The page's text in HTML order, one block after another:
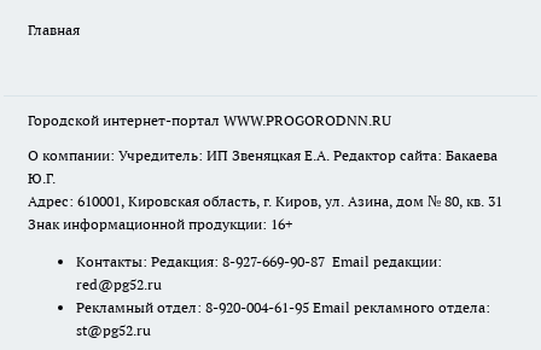
Главная
Городской интернет-портал WWW.PROGORODNN.RU
О компании: Учредитель: ИП Звеняцкая Е.А. Редактор сайта: Бакаева
Ю.Г.
Адрес: 610001, Кировская область, г. Киров, ул. Азина, дом № 80, кв. 31
Знак информационной продукции: 16+
Контакты: Редакция: 8-927-669-90-87 Email редакции:
red@pg52.ru
Рекламный отдел: 8-920-004-61-95 Email рекламного отдела:
st@pg52.ru